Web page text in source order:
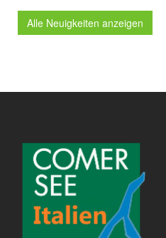
Alle Neuigkeiten anzeigen